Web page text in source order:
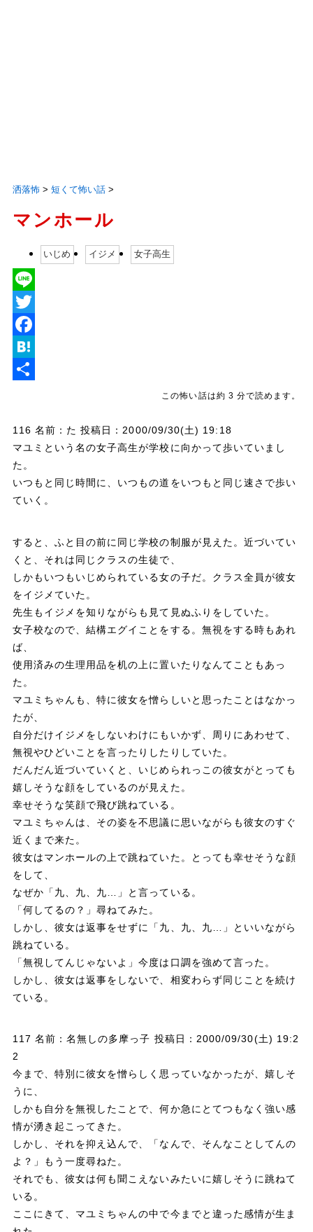
洒落怖> 短くて怖い話>
マンホール
いじめ イジメ 女子高生
L
e
T
w
e
r
a
b
o
o
k
H
e
n
a
この怖い話は約 3 分で読めます。
116 名前：た 投稿日：2000/09/30(土) 19:18
マユミという名の女子高生が学校に向かって歩いていまし
た。
いつもと同じ時間に、いつもの道をいつもと同じ速さで歩い
ていく。
すると、ふと目の前に同じ学校の制服が見えた。近づいてい
くと、それは同じクラスの生徒で、
しかもいつもいじめられている女の子だ。クラス全員が彼女
をイジメていた。
先生もイジメを知りながらも見て見ぬふりをしていた。
女子校なので、結構エグイことをする。無視をする時もあれ
ば、
使用済みの生理用品を机の上に置いたりなんてこともあっ
た。
マユミちゃんも、特に彼女を憎らしいと思ったことはなかっ
たが、
自分だけイジメをしないわけにもいかず、周りにあわせて、
無視やひどいことを言ったりしたりしていた。
だんだん近づいていくと、いじめられっこの彼女がとっても
嬉しそうな顔をしているのが見えた。
幸せそうな笑顔で飛び跳ねている。
マユミちゃんは、その姿を不思議に思いながらも彼女のすぐ
近くまで来た。
彼女はマンホールの上で跳ねていた。とっても幸せそうな顔
をして、
なぜか「九、九、九…」と言っている。
「何してるの？」尋ねてみた。
しかし、彼女は返事をせずに「九、九、九…」といいながら
跳ねている。
「無視してんじゃないよ」今度は口調を強めて言った。
しかし、彼女は返事をしないで、相変わらず同じことを続け
ている。
117 名前：名無しの多摩っ子 投稿日：2000/09/30(土) 19:2
2
今まで、特別に彼女を憎らしく思っていなかったが、嬉しそ
うに、
しかも自分を無視したことで、何か急にとてつもなく強い感
情が湧き起こってきた。
しかし、それを抑え込んで、「なんで、そんなことしてんの
よ？」もう一度尋ねた。
それでも、彼女は何も聞こえないみたいに嬉しそうに跳ねて
いる。
ここにきて、マユミちゃんの中で今までと違った感情が生ま